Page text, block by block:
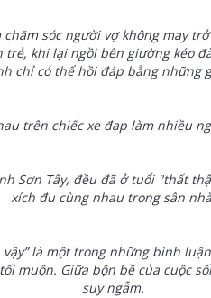
chăm sóc người vợ không may
khi lại ngồi bên giường kéo
chỉ có thể hồi đáp bằng những
trên chiếc xe đạp làm nhiều
Sơn Tây, đều đã ở tuổi "thất
xích đu cùng nhau trong sân
là một trong những bình
muộn. Giữa bộn bề của cuộc
suy ngẫm.